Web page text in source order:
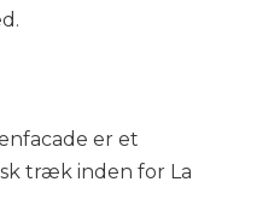
er et
træk inden for La